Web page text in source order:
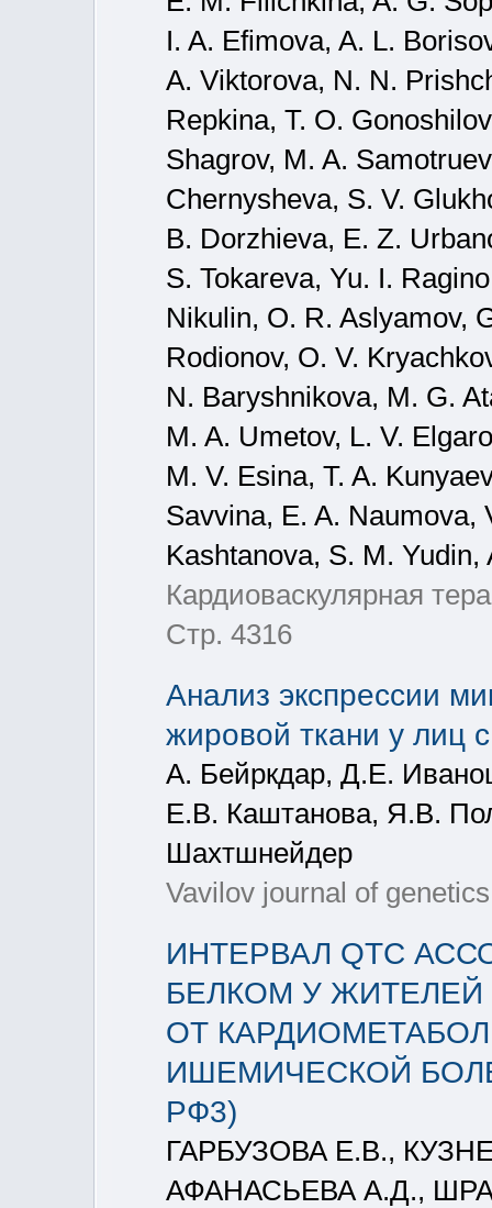
I. A. Efimova, A. L.
A. Viktorova, N. N.
Repkina, T. O.
Shagrov, M. A.
Chernysheva, S. V.
B. Dorzhieva, E. Z.
S. Tokareva, Yu. I.
Nikulin, O. R. Aslyamov,
Rodionov, O. V.
N. Baryshnikova, M. G.
M. A. Umetov, L. V.
M. V. Esina, T. A.
Savvina, E. A. Naumova,
Kashtanova, S. M. Yudin,
Кардиоваскулярная
Стр. 4316
Анализ экспрессии
жировой ткани у лиц
А. Бейркдар, Д.Е.
Е.В. Каштанова, Я.В.
Шахтшнейдер
Vavilov journal of
ИНТЕРВАЛ QTC
БЕЛКОМ У
ОТ
ИШЕМИЧЕСКОЙ
РФ3)
ГАРБУЗОВА Е.В.,
АФАНАСЬЕВА А.Д.,